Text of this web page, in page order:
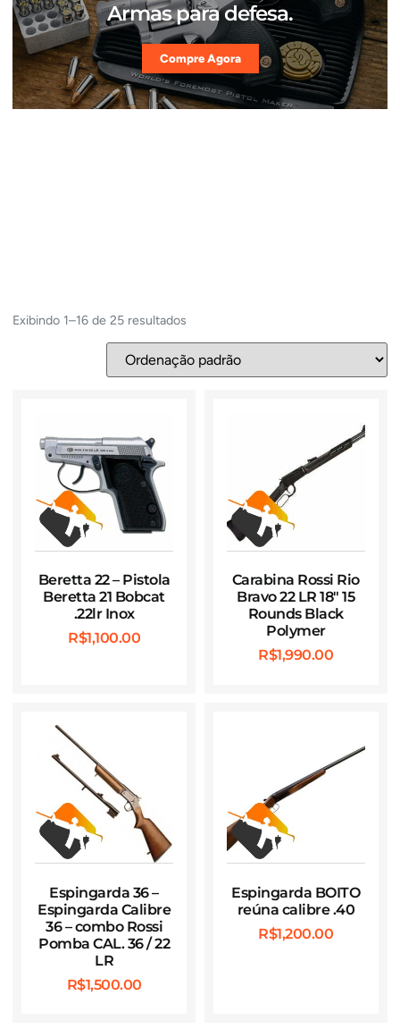
Armas para defesa.
Compre Agora
Exibindo 1–16 de 25 resultados
Beretta 22 – Pistola
Beretta 21 Bobcat
.22lr Inox
R$1,100.00
Carabina Rossi Rio
Bravo 22 LR 18″ 15
Rounds Black
Polymer
R$1,990.00
Espingarda 36 –
Espingarda Calibre
36 – combo Rossi
Pomba CAL. 36 / 22
LR
R$1,500.00
Espingarda BOITO
reúna calibre .40
R$1,200.00